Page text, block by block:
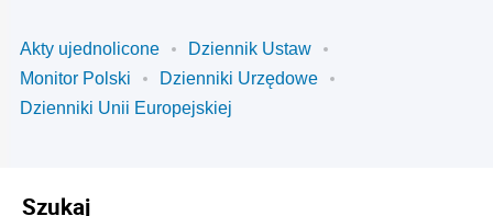
Akty ujednolicone
Dziennik Ustaw
Monitor Polski
Dzienniki Urzędowe
Dzienniki Unii Europejskiej
Szukaj